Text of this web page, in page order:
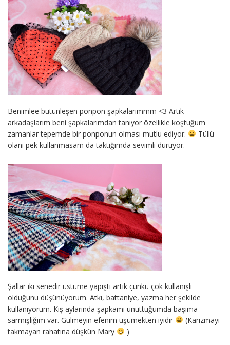
Benimlee bütünleşen ponpon şapkalarımmm <3 Artık
arkadaşlarım beni şapkalarımdan tanıyor özellikle koştuğum
zamanlar tepemde bir ponponun olması mutlu ediyor.
Tüllü
olanı pek kullanmasam da taktığımda sevimli duruyor.
Şallar iki senedir üstüme yapıştı artık çünkü çok kullanışlı
olduğunu düşünüyorum. Atkı, battaniye, yazma her şekilde
kullanıyorum. Kış aylarında şapkamı unuttuğumda başıma
sarmışlığım var. Gülmeyin efenim üşümekten iyidir
(Karizmayı
takmayan rahatına düşkün Mary
)